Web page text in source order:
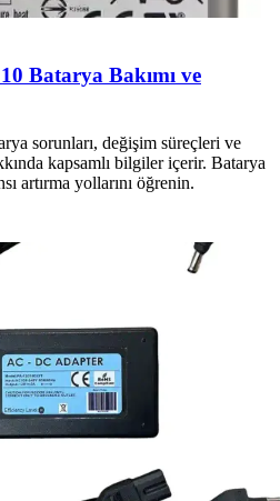
Batarya Bakımı ve
sorunları, değişim süreçleri ve
kapsamlı bilgiler içerir. Batarya
artırma yollarını öğrenin.